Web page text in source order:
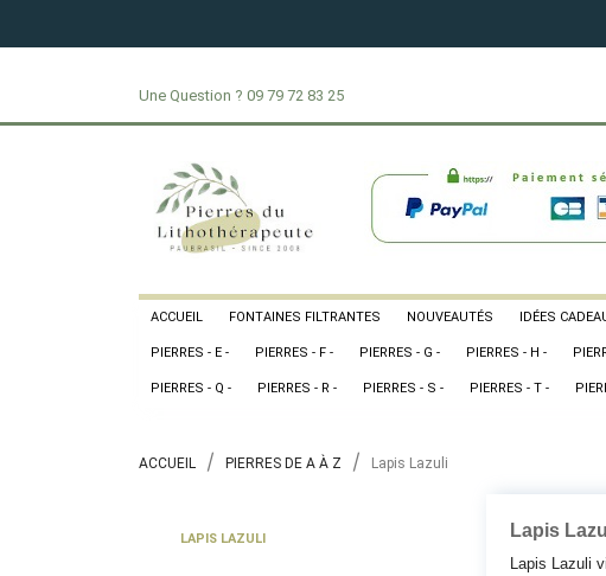
Une Question ? 09 79 72 83 25
ACCUEIL FONTAINES FILTRANTES NOUVEAUTÉS IDÉES
PIERRES - E - PIERRES - F - PIERRES - G - PIERRES - H -
PIERRES - Q - PIERRES - R - PIERRES - S - PIERRES - T -
ACCUEIL PIERRES DE A À Z Lapis Lazuli
LAPIS LAZULI Lapis
Lapis Lazuli